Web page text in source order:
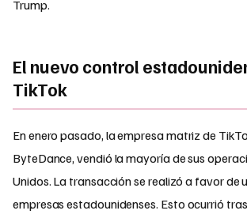
Trump.
El nuevo control
TikTok
En enero pasado, la empresa matriz de
ByteDance, vendió la mayoría de sus
Unidos. La transacción se realizó a favor de
empresas estadounidenses. Esto ocurrió